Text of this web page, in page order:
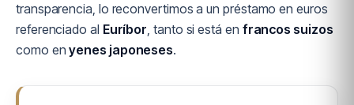
transparencia, lo reconvertimos a un préstamo en euros
referenciado al Euríbor, tanto si está en francos suizos
como enyenes japoneses.